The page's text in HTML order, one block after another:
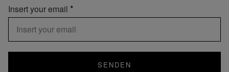
Insert your email
SENDEN